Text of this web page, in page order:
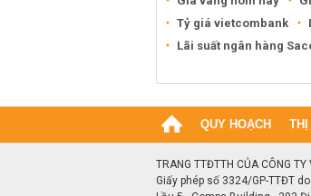
Tỷ giá vietcombank
Lãi suất ngân hàng
QUY HOẠCH
TRANG TTĐTTH CỦA CÔNG TY
Giấy phép số 3324/GP-TTĐT